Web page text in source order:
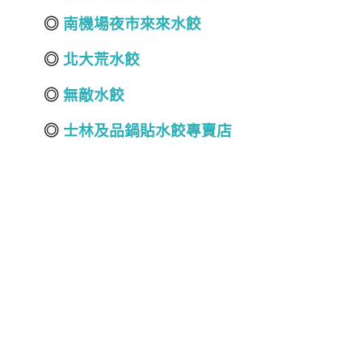
◎ 南機場夜市來來水餃
◎ 北大荒水餃
◎ 無敵水餃
◎ 士林及品鍋貼水餃專賣店